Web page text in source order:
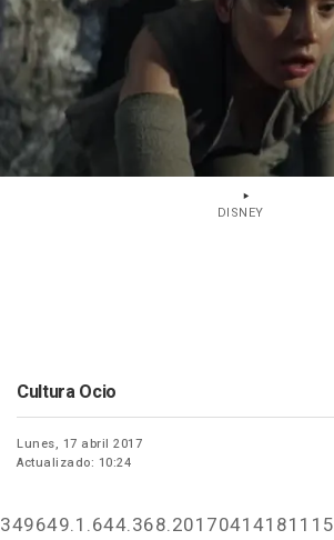
DISNEY
Cultura Ocio
Lunes, 17 abril 2017
Actualizado: 10:24
349649.1.644.368.20170414181115